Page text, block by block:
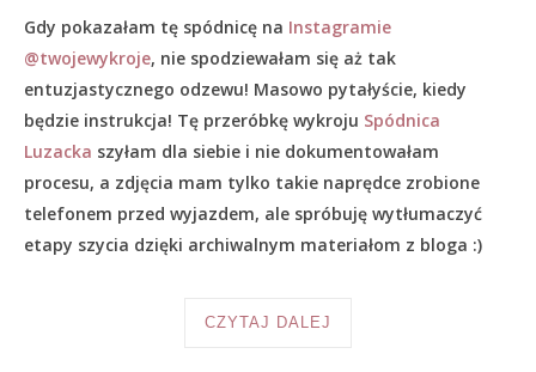
Gdy pokazałam tę spódnicę na Instagramie
@twojewykroje, nie spodziewałam się aż tak
entuzjastycznego odzewu! Masowo pytałyście, kiedy
będzie instrukcja! Tę przeróbkę wykroju Spódnica
Luzacka szyłam dla siebie i nie dokumentowałam
procesu, a zdjęcia mam tylko takie naprędce zrobione
telefonem przed wyjazdem, ale spróbuję wytłumaczyć
etapy szycia dzięki archiwalnym materiałom z bloga :)
CZYTAJ DALEJ